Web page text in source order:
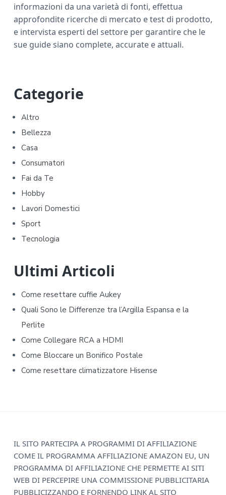
informazioni da una varietà di fonti, effettua
approfondite ricerche di mercato e test di prodotto,
e intervista esperti del settore per garantire che le
sue guide siano complete, accurate e attuali.
P
r
i
m
a
r
y
S
d
e
b
a
r
Categorie
Altro
Bellezza
Casa
Consumatori
Fai da Te
Hobby
Lavori Domestici
Sport
Tecnologia
Ultimi Articoli
Come resettare cuffie Aukey​​
Quali Sono le Differenze tra l’Argilla Espansa e la
Perlite
Come Collegare RCA a HDMI
Come Bloccare un Bonifico Postale
Come resettare climatizzatore Hisense​​
IL SITO PARTECIPA A PROGRAMMI DI AFFILIAZIONE
COME IL PROGRAMMA AFFILIAZIONE AMAZON EU, UN
PROGRAMMA DI AFFILIAZIONE CHE PERMETTE AI SITI
WEB DI PERCEPIRE UNA COMMISSIONE PUBBLICITARIA
PUBBLICIZZANDO E FORNENDO LINK AL SITO